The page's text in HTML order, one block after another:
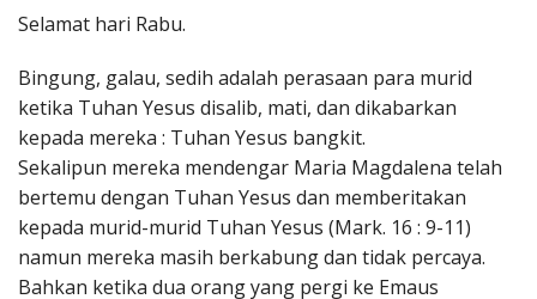
Selamat hari Rabu.
Bingung, galau, sedih adalah perasaan para murid
ketika Tuhan Yesus disalib, mati, dan dikabarkan
kepada mereka : Tuhan Yesus bangkit.
Sekalipun mereka mendengar Maria Magdalena telah
bertemu dengan Tuhan Yesus dan memberitakan
kepada murid-murid Tuhan Yesus (Mark. 16 : 9-11)
namun mereka masih berkabung dan tidak percaya.
Bahkan ketika dua orang yang pergi ke Emaus